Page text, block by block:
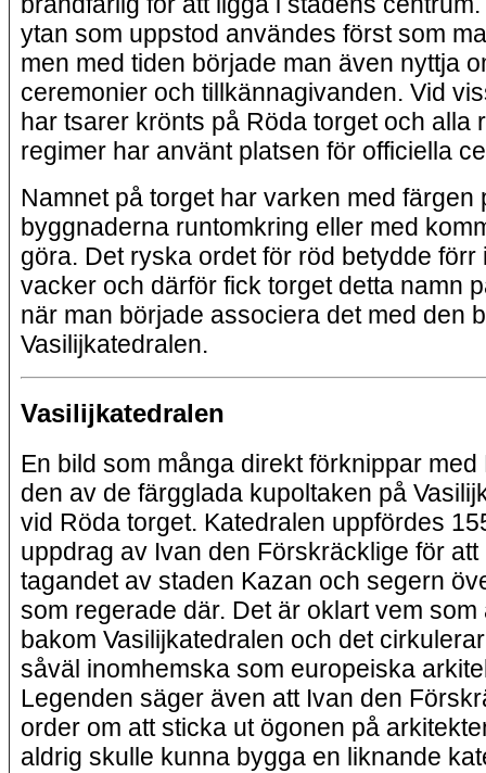
ytan som uppstod användes först som
men med tiden började man även nyttja
ceremonier och tillkännagivanden. Vid
har tsarer krönts på Röda torget och alla
regimer har använt platsen för officiella
Namnet på torget har varken med färgen
byggnaderna runtomkring eller med
göra. Det ryska ordet för röd betydde förr
vacker och därför fick torget detta namn
när man började associera det med den
Vasilijkatedralen.
Vasilijkatedralen
En bild som många direkt förknippar
den av de färgglada kupoltaken på
vid Röda torget. Katedralen uppfördes
uppdrag av Ivan den Förskräcklige för att
tagandet av staden Kazan och segern
som regerade där. Det är oklart vem som
bakom Vasilijkatedralen och det
såväl inomhemska som europeiska
Legenden säger även att Ivan den
order om att sticka ut ögonen på
aldrig skulle kunna bygga en liknande